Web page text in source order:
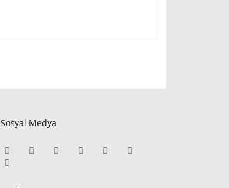
Sosyal Medya